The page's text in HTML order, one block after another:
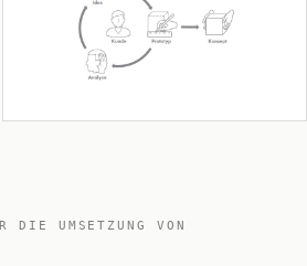
DIE UMSETZUNG VON